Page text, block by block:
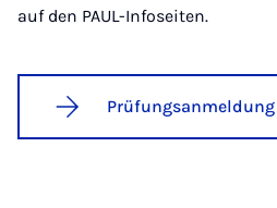
auf den PAUL-Infoseiten.
Prüfungsanmeldung